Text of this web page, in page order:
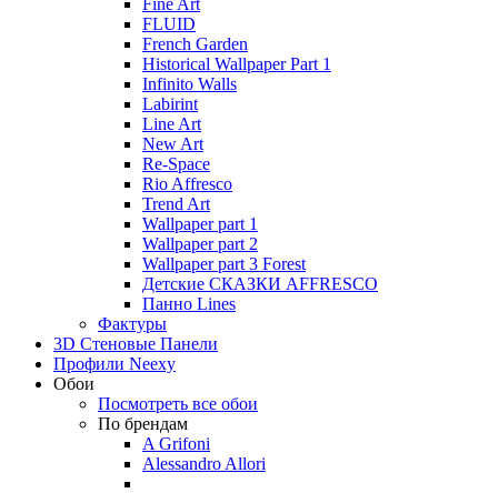
Fine Art
FLUID
French Garden
Historical Wallpaper Part 1
Infinito Walls
Labirint
Line Art
New Art
Re-Space
Rio Affresco
Trend Art
Wallpaper part 1
Wallpaper part 2
Wallpaper part 3 Forest
Детские СКАЗКИ AFFRESCO
Панно Lines
Фактуры
3D Стеновые Панели
Профили Neexy
Обои
Посмотреть все обои
По брендам
A Grifoni
Alessandro Allori